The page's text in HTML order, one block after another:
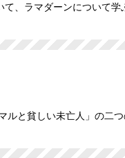
、ラマダーンについて
と貧しい未亡人」の二